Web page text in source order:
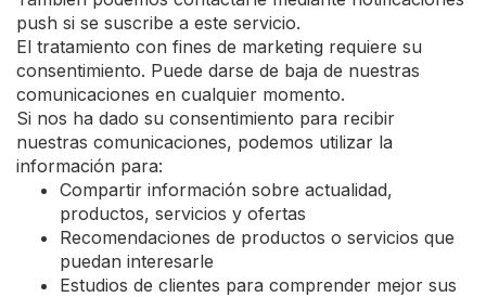
push si se suscribe a este servicio.
El tratamiento con fines de marketing requiere su
consentimiento. Puede darse de baja de nuestras
comunicaciones en cualquier momento.
Si nos ha dado su consentimiento para recibir
nuestras comunicaciones, podemos utilizar la
información para:
Compartir información sobre actualidad,
productos, servicios y ofertas
Recomendaciones de productos o servicios que
puedan interesarle
Estudios de clientes para comprender mejor sus